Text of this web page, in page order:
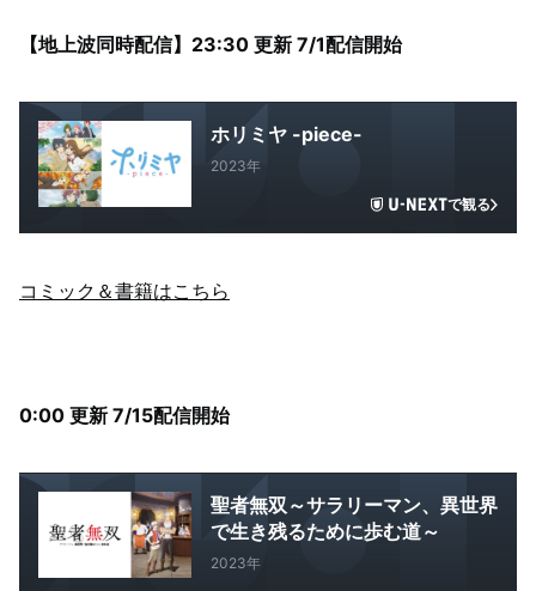
【地上波同時配信】23:30 更新 7/1配信開始
ホリミヤ -piece-
2023年
で観る
コミック＆書籍はこちら
0:00 更新 7/15配信開始
聖者無双～サラリーマン、異世界
で生き残るために歩む道～
2023年